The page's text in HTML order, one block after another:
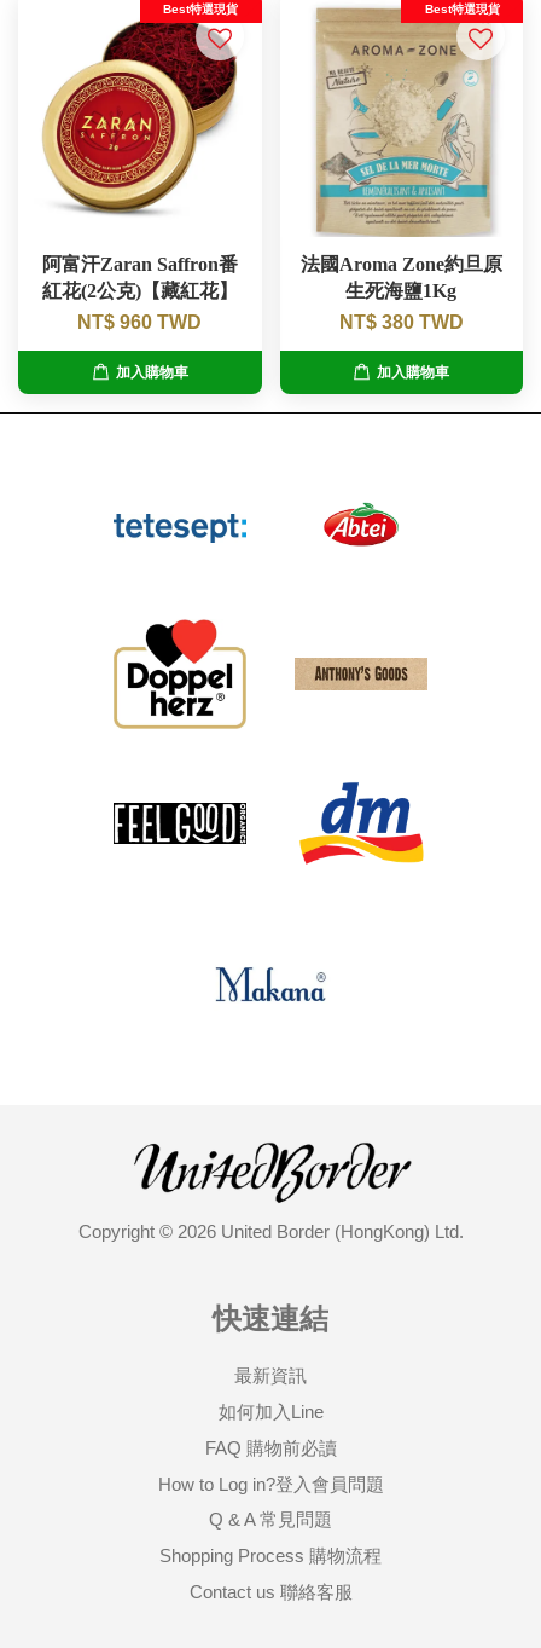
Best特選現貨
阿富汗Zaran Saffron番
紅花(2公克)【藏紅花】
NT$ 960 TWD
加入購物車
Best特選現貨
法國Aroma Zone約旦原
生死海鹽1Kg
NT$ 380 TWD
加入購物車
Copyright © 2026 United Border (HongKong) Ltd.
快速連結
最新資訊
如何加入Line
FAQ 購物前必讀
How to Log in?登入會員問題
Q & A 常見問題
Shopping Process 購物流程
Contact us 聯絡客服